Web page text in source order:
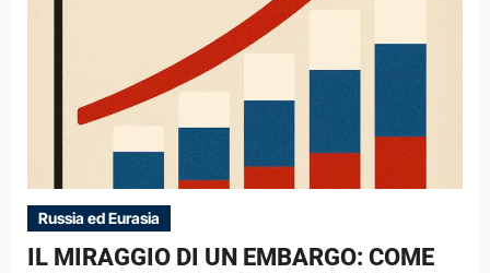
Russia ed Eurasia
IL MIRAGGIO DI UN EMBARGO: COME